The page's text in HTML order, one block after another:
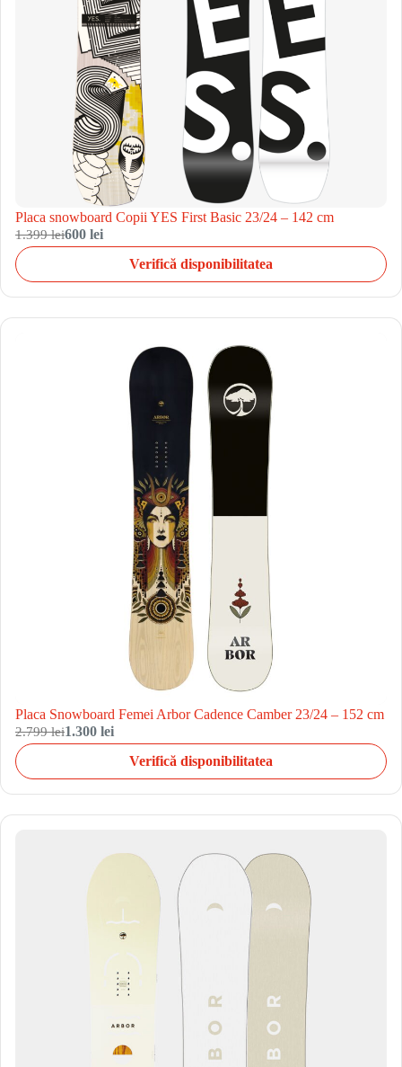
Placa snowboard Copii YES First Basic 23/24 – 142 cm
1.399 lei600 lei
Verifică disponibilitatea
Placa Snowboard Femei Arbor Cadence Camber 23/24 – 152 cm
2.799 lei1.300 lei
Verifică disponibilitatea